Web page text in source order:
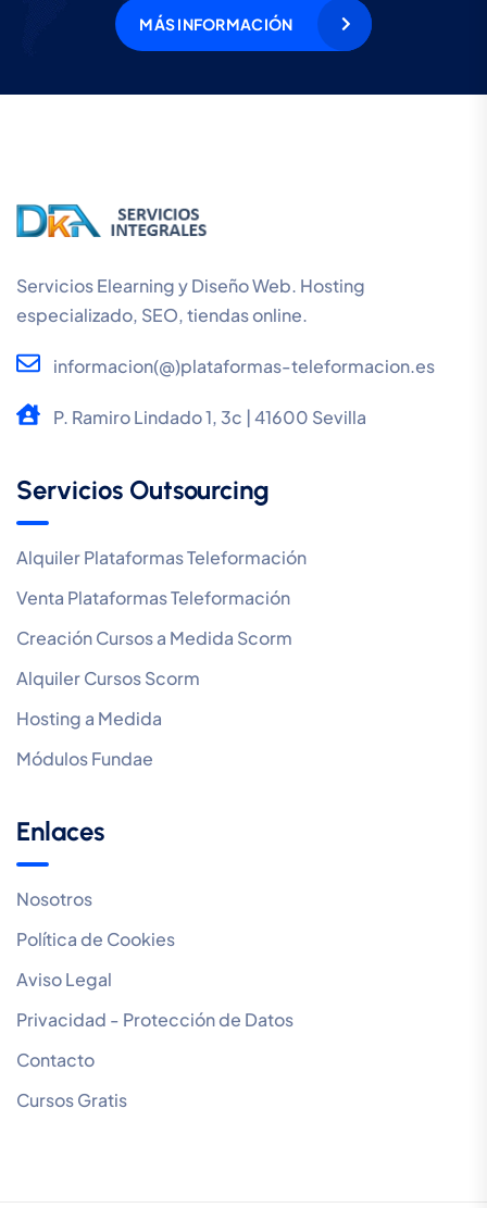
MÁS INFORMACIÓN
Servicios Elearning y Diseño Web. Hosting
especializado, SEO, tiendas online.
informacion(@)plataformas-teleformacion.es
P. Ramiro Lindado 1, 3c | 41600 Sevilla
Servicios Outsourcing
Alquiler Plataformas Teleformación
Venta Plataformas Teleformación
Creación Cursos a Medida Scorm
Alquiler Cursos Scorm
Hosting a Medida
Módulos Fundae
Enlaces
Nosotros
Política de Cookies
Aviso Legal
Privacidad - Protección de Datos
Contacto
Cursos Gratis